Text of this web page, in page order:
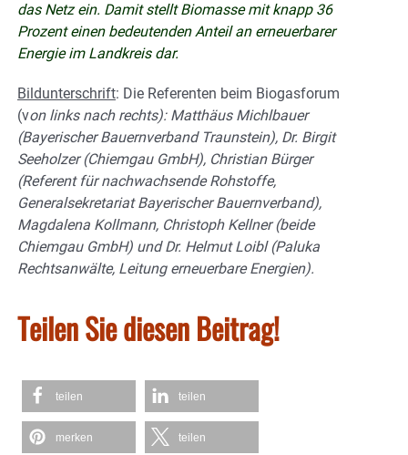
das Netz ein. Damit stellt Biomasse mit knapp 36
Prozent einen bedeutenden Anteil an erneuerbarer
Energie im Landkreis dar.
Bildunterschrift: Die Referenten beim Biogasforum
(von links nach rechts): Matthäus Michlbauer
(Bayerischer Bauernverband Traunstein), Dr. Birgit
Seeholzer (Chiemgau GmbH), Christian Bürger
(Referent für nachwachsende Rohstoffe,
Generalsekretariat Bayerischer Bauernverband),
Magdalena Kollmann, Christoph Kellner (beide
Chiemgau GmbH) und Dr. Helmut Loibl (Paluka
Rechtsanwälte, Leitung erneuerbare Energien).
Teilen Sie diesen Beitrag!
teilen teilen
merken teilen